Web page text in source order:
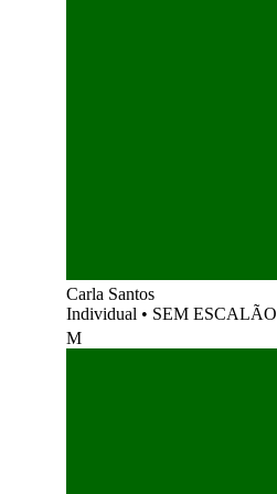
Carla Santos
Individual • SEM ESCALÃO
M